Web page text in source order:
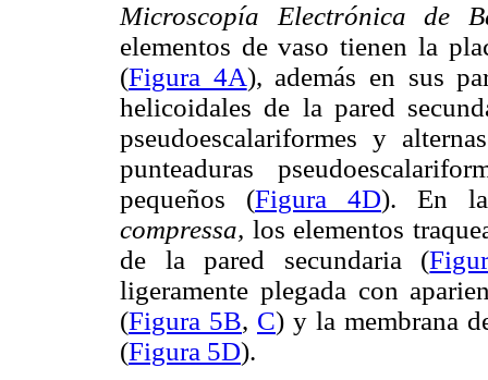
Microscopía Electrónica de
elementos de vaso tienen la
(Figura 4A), además en sus
helicoidales de la pared
pseudoescalariformes y
punteaduras
pequeños (Figura 4D). En
compressa, los elementos
de la pared secundaria (
ligeramente plegada con
(Figura 5B, C) y la membrana
(Figura 5D).